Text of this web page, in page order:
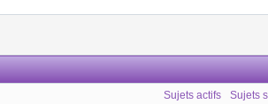
Sujets actifs Sujets